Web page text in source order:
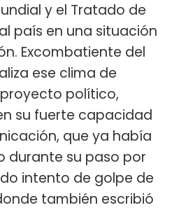
y el Tratado de
país en una situación
Excombatiente del
ese clima de
político,
su fuerte capacidad
que ya había
durante su paso por
intento de golpe de
también escribió